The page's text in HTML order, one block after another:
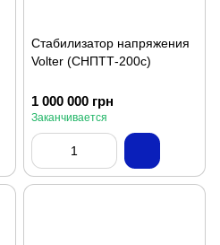
Стабилизатор напряжения
Volter (СНПТТ-200с)
1 000 000 грн
Заканчивается